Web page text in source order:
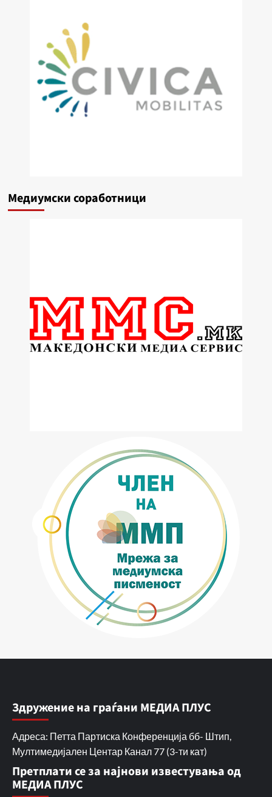
Медиумски соработници
Здружение на граѓани МЕДИА ПЛУС
Адреса: Петта Партиска Конференција бб- Штип,
Мултимедијален Центар Канал 77 (3-ти кат)
Претплати се за најнови известувања од
МЕДИА ПЛУС